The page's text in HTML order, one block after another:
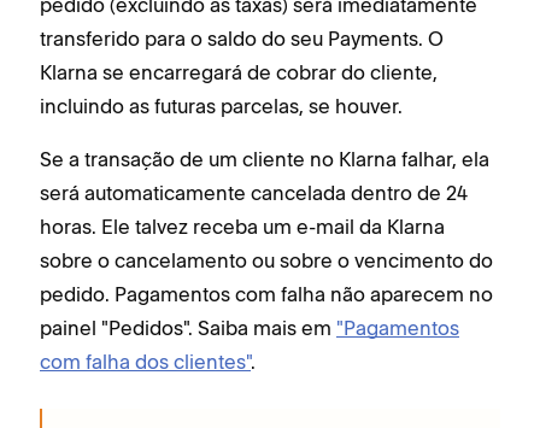
transferido para o saldo do seu Payments. O
Klarna se encarregará de cobrar do cliente,
incluindo as futuras parcelas, se houver.
Se a transação de um cliente no Klarna falhar, ela
será automaticamente cancelada dentro de 24
horas. Ele talvez receba um e-mail da Klarna
sobre o cancelamento ou sobre o vencimento do
pedido. Pagamentos com falha não aparecem no
painel "Pedidos". Saiba mais em "Pagamentos
com falha dos clientes".